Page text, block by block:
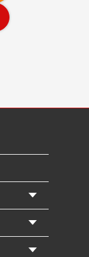
ス)
ース)